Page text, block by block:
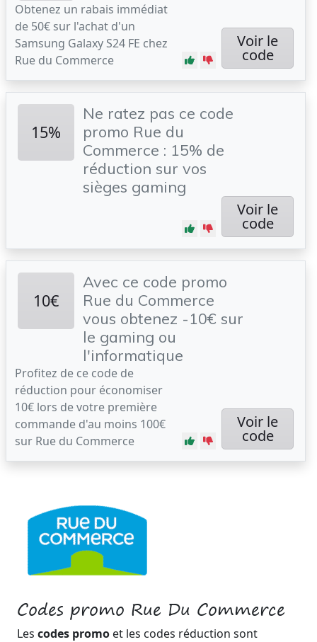
Codes promo Rue Du Commerce
Les codes promo et les codes réduction sont
Obtenez un rabais immédiat
de 50€ sur l'achat d'un
Samsung Galaxy S24 FE chez
Rue du Commerce
Voir le
code
15%
Ne ratez pas ce code
promo Rue du
Commerce : 15% de
réduction sur vos
sièges gaming
Voir le
code
10€
Avec ce code promo
Rue du Commerce
vous obtenez -10€ sur
le gaming ou
l'informatique
Profitez de ce code de
réduction pour économiser
10€ lors de votre première
commande d'au moins 100€
sur Rue du Commerce
Voir le
code